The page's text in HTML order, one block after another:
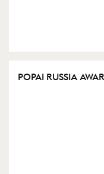
POPAI RUSSIA